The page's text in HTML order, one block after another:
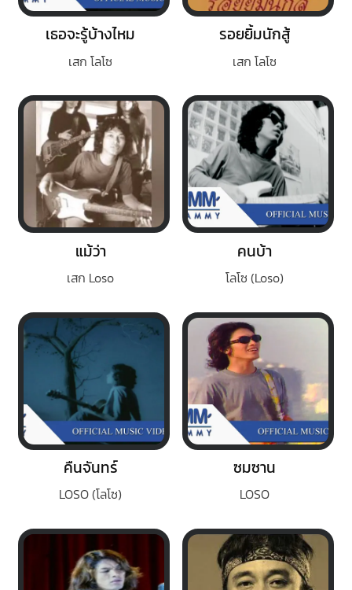
เธอจะรู้บ้างไหม
เสก โลโซ
รอยยิ้มนักสู้
เสก โลโซ
แม้ว่า
เสก Loso
คนบ้า
โลโซ (Loso)
คืนจันทร์
LOSO (โลโซ)
ซมซาน
LOSO